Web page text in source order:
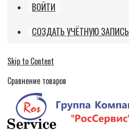
ВОЙТИ
СОЗДАТЬ УЧЁТНУЮ ЗАПИСЬ
Skip to Content
Сравнение товаров